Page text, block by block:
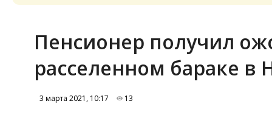
Пенсионер получил
расселенном бараке в
3 марта 2021, 10:17 13